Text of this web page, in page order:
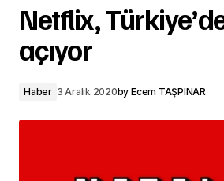
Netflix,
açıyor
Haber 3 Aralık 2020by Ecem TAŞPINAR